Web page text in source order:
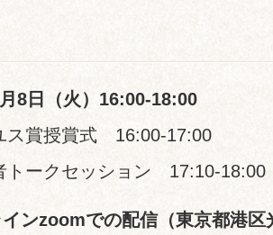
8日（火）16:00-18:00
ス賞授賞式 16:00-17:00
ークセッション 17:10-18:00
ンzoomでの配信（東京都港区